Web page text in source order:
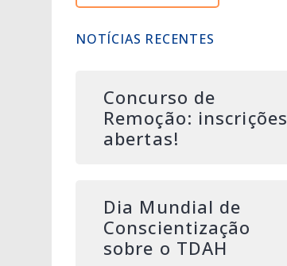
NOTÍCIAS RECENTES
Concurso de
Remoção: inscrições
abertas!
Dia Mundial de
Conscientização
sobre o TDAH